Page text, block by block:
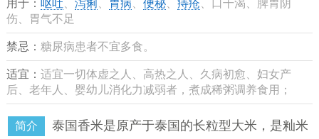
用于： 呕吐 泻痢 胃病 便秘、 痔疮 、口干渴、脾胃阴
伤、胃气不足
禁忌： 糖尿病患者不宜多食。
适宜： 适宜一切体虚之人、高热之人、久病初愈、妇女产
后、老年人、婴幼儿消化力减弱者，煮成稀粥调养食用；
简介
泰国香米是原产于泰国的长粒型大米，是籼米